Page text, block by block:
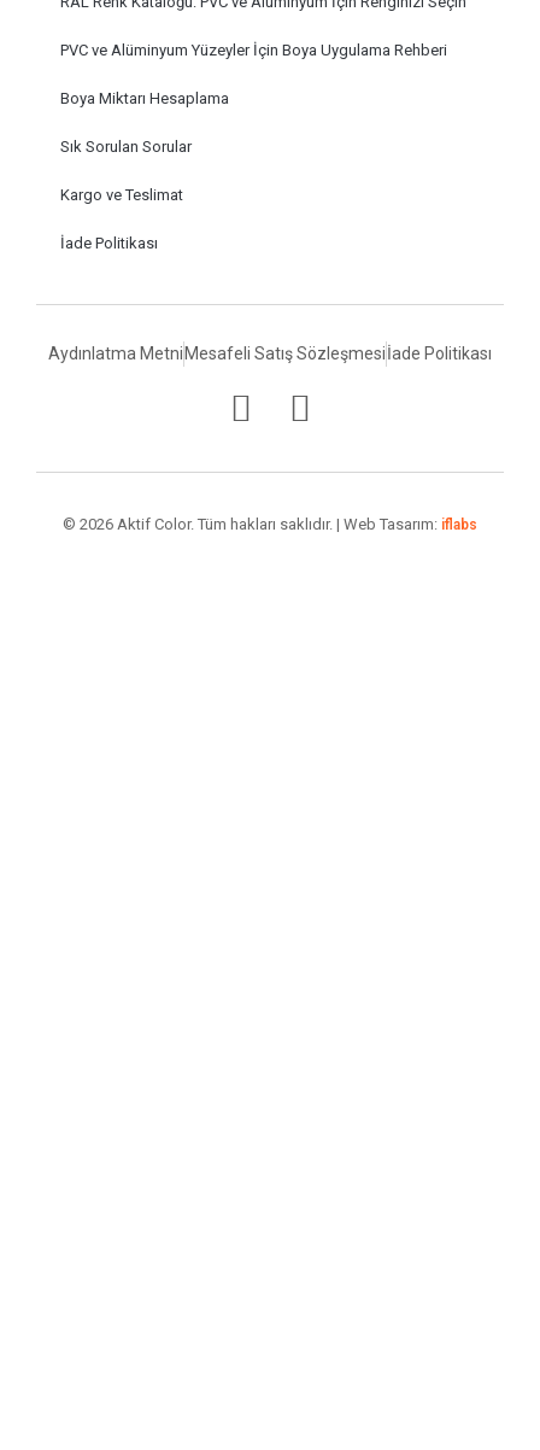
PVC ve Alüminyum Yüzeyler İçin Boya Uygulama Rehberi
Boya Miktarı Hesaplama
Sık Sorulan Sorular
Kargo ve Teslimat
İade Politikası
Aydınlatma Metni Mesafeli Satış Sözleşmesiİade Politikası
© 2026 Aktif Color. Tüm hakları saklıdır. | Web Tasarım: iflabs